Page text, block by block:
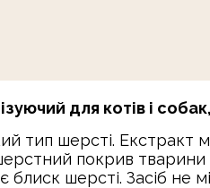
для котів і
тип шерсті. Екстракт
покрив
шерсті. Засіб не